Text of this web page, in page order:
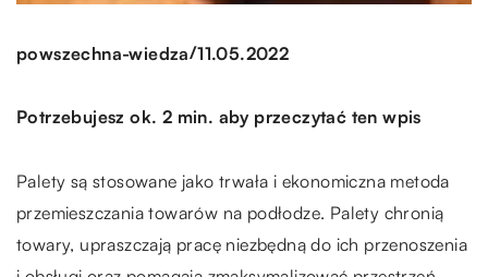
powszechna-wiedza/11.05.2022
Potrzebujesz ok. 2 min. aby przeczytać ten wpis
Palety są stosowane jako trwała i ekonomiczna metoda
przemieszczania towarów na podłodze. Palety chronią
towary, upraszczają pracę niezbędną do ich przenoszenia